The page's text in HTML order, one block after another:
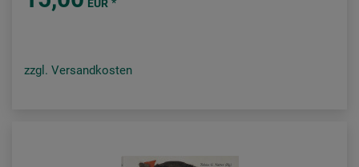
EUR *
zzgl. Versandkosten